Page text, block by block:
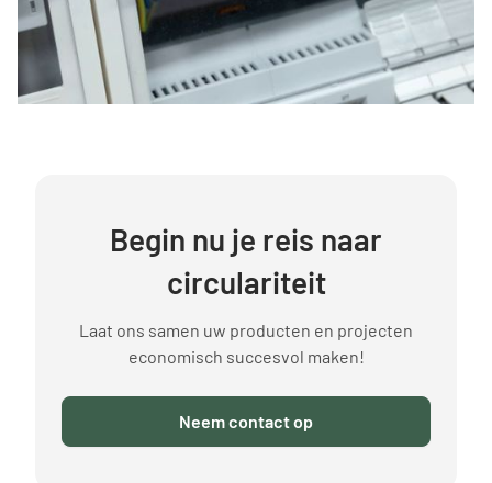
Begin nu je reis naar
circulariteit
Laat ons samen uw producten en projecten
economisch succesvol maken!
Neem contact op